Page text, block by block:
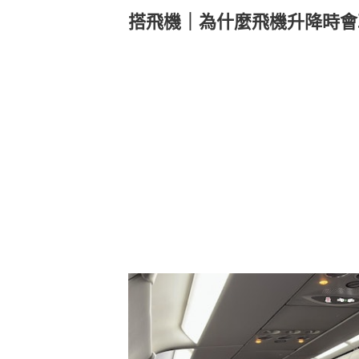
搭飛機｜為什麼飛機升降時